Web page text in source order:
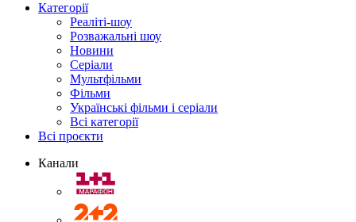
Категорії
Реаліті-шоу
Розважальні шоу
Новини
Серіали
Мультфільми
Фільми
Українські фільми і серіали
Всі категорії
Всі проєкти
Канали